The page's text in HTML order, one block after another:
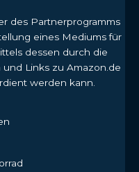
des Partnerprogramms
eines Mediums für
dessen durch die
Links zu Amazon.de
werden kann.